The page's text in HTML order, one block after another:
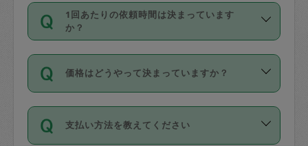
1回あたりの依頼時間は決まっています
か？
依頼1回につき3時間固定です。3時間を
超えて依頼したい場合は、延長機能をご
利用ください。機能をご利用いただくに
の上事前申請することが必要です。な
価格はどうやって決まっていますか？
11種類の価格帯の中からタスカジさん自
身が価格を選んで設定しています。
支払い方法を教えてください